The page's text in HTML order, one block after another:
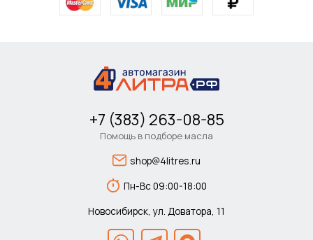
+7 (383) 263-08-85
Помощь в подборе масла
shop@4litres.ru
Пн-Вс 09:00-18:00
Новосибирск, ул. Доватора, 11